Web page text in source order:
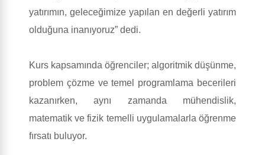
yatırımın, geleceğimize yapılan en değerli yatırım
olduğuna inanıyoruz” dedi.
Kurs kapsamında öğrenciler; algoritmik düşünme,
problem çözme ve temel programlama becerileri
kazanırken, aynı zamanda mühendislik,
matematik ve fizik temelli uygulamalarla öğrenme
fırsatı buluyor.